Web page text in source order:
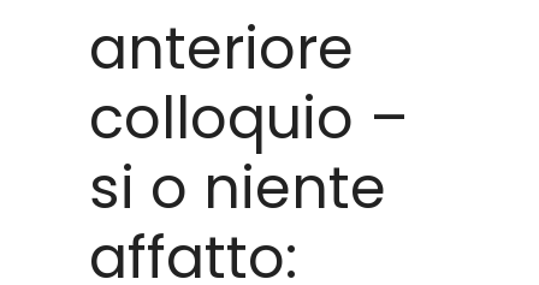
anteriore
colloquio –
si o niente
affatto: